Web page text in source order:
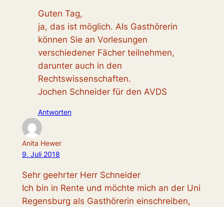
Guten Tag,
ja, das ist möglich. Als Gasthörerin
können Sie an Vorlesungen
verschiedener Fächer teilnehmen,
darunter auch in den
Rechtswissenschaften.
Jochen Schneider für den AVDS
Antworten
Anita Hewer
9. Juli 2018
Sehr geehrter Herr Schneider
Ich bin in Rente und möchte mich an der Uni
Regensburg als Gasthörerin einschreiben,